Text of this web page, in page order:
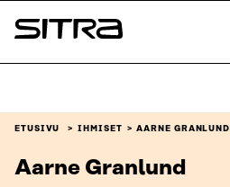
Siirry
suoraan
Sitra
ETUSIVU IHMISET AARNE GRANLUND
Aarne Granlund